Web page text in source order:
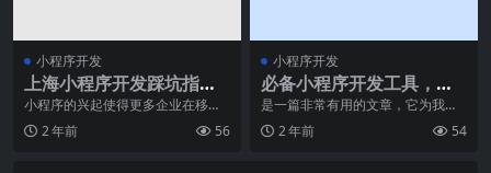
小程序开发
上海小程序开发踩坑指
南，避免常见错误
小程序的兴起使得更多企业在移动
端展示和推广自己的产品和服务。
作为其中非常繁荣的城
2 年前 56
小程序开发
必备小程序开发工具，效
率upup
是一篇非常有用的文章，它为我们
介绍了一些在小程序开发过程中非
常实用的工具和技巧。
2 年前 54